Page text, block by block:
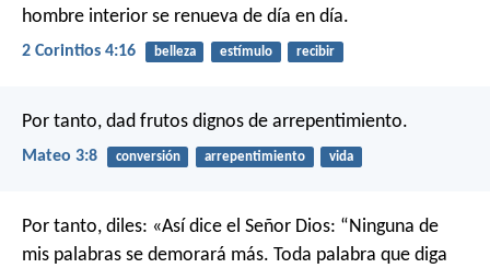
hombre interior se renueva de día en día.
2 Corintios 4:16 belleza estímulo recibir
Por tanto, dad frutos dignos de arrepentimiento.
Mateo 3:8 conversión arrepentimiento vida
Por tanto, diles: «Así dice el Señor Dios: “Ninguna de
mis palabras se demorará más. Toda palabra que diga